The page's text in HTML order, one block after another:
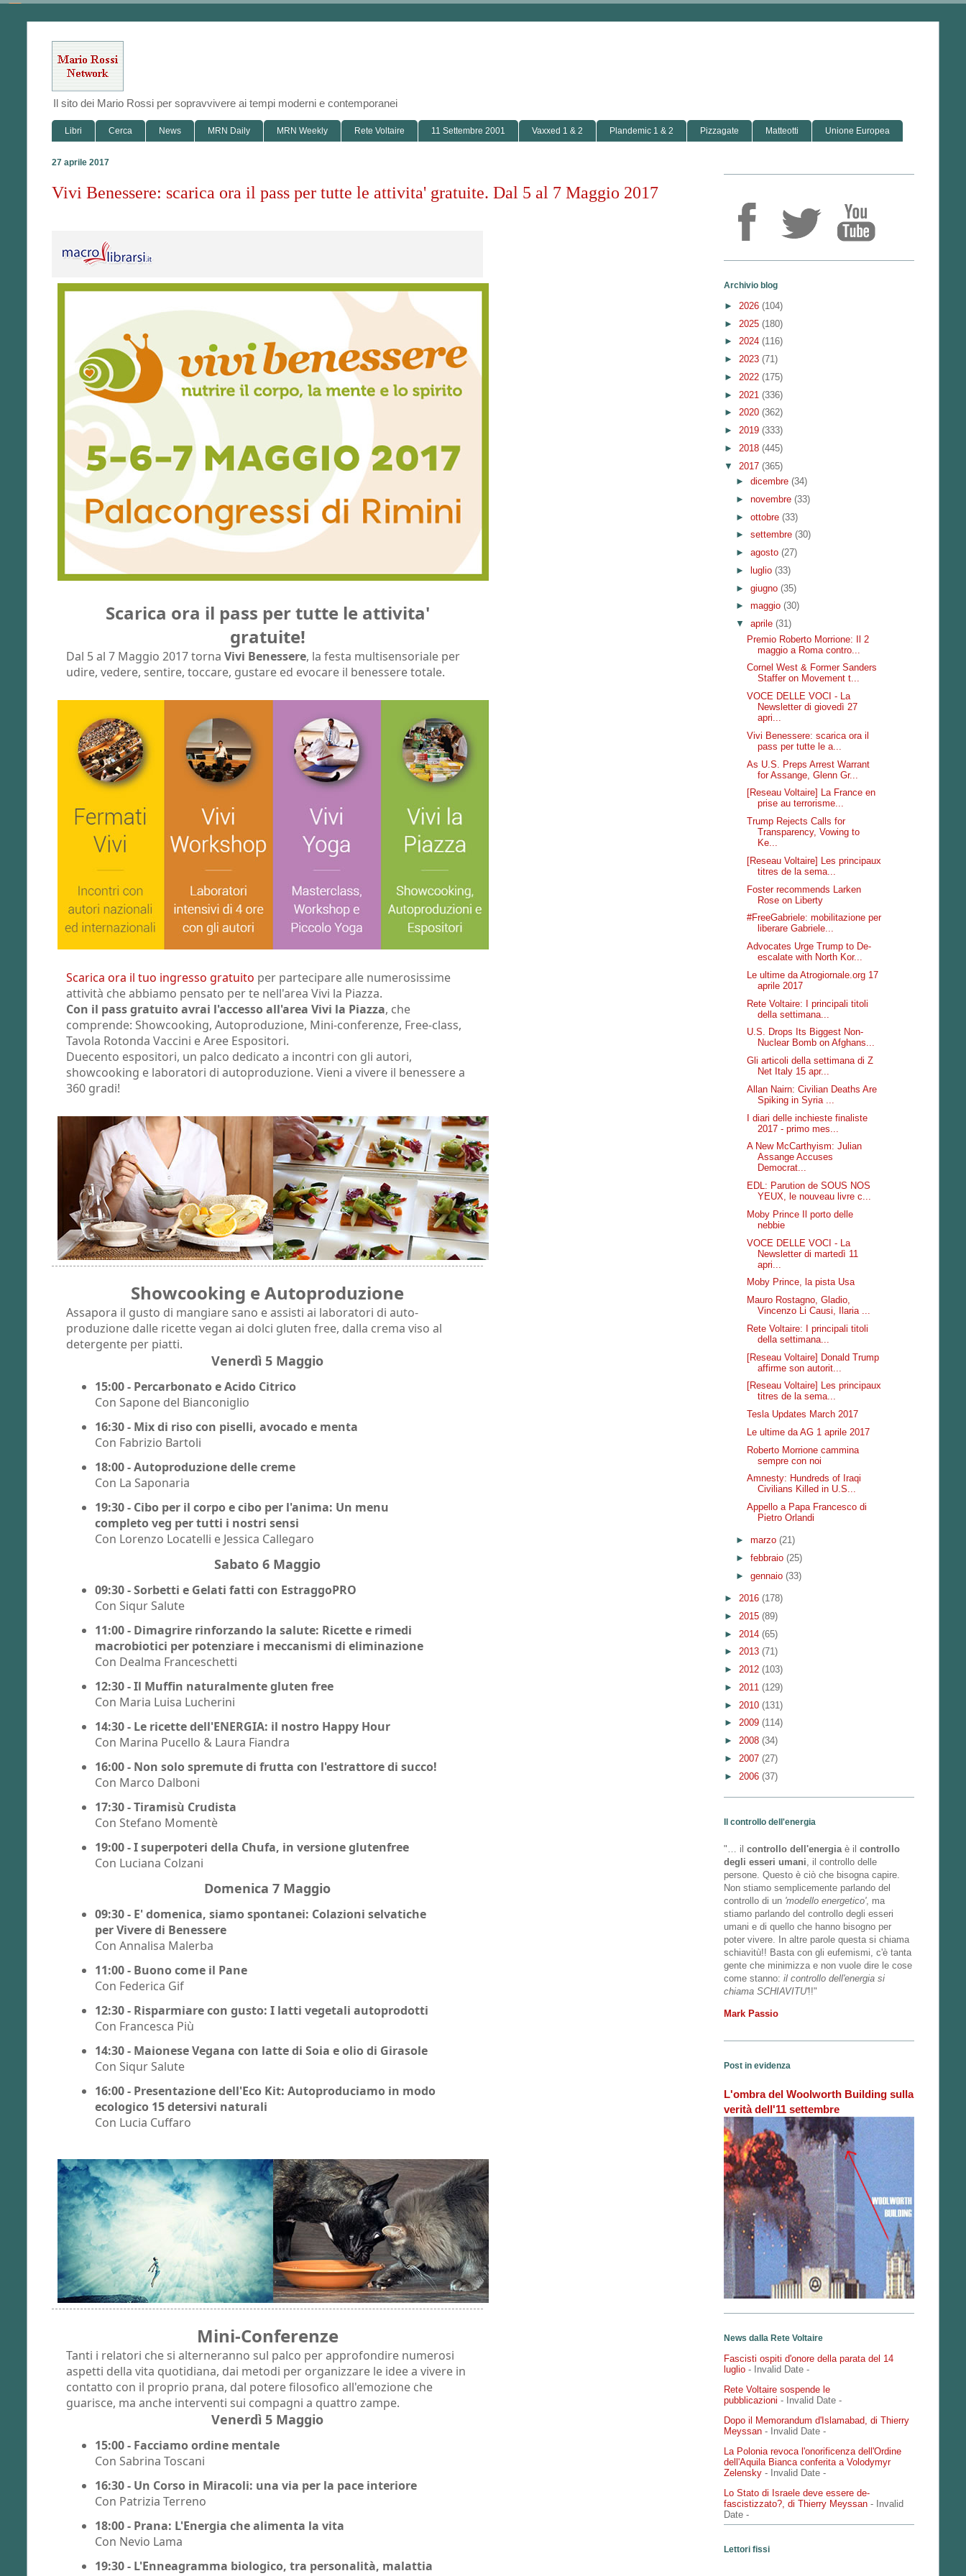
Il sito dei Mario Rossi per sopravvivere ai tempi moderni e contemporanei
Libri Cerca News MRN Daily MRN Weekly Rete Voltaire 11 Settembre 2001 Vaxxed 1 & 2 Plandemic 1 & 2 Pizzagate Matteotti Unione Europea
27 aprile 2017
Vivi Benessere: scarica ora il pass per tutte le attivita' gratuite. Dal 5 al 7 Maggio 2017
Scarica ora il pass per tutte le attivita'
gratuite!
Dal 5 al 7 Maggio 2017 torna Vivi Benessere, la festa multisensoriale per
udire, vedere, sentire, toccare, gustare ed evocare il benessere totale.
Scarica ora il tuo ingresso gratuito per partecipare alle numerosissime
attività che abbiamo pensato per te nell'area Vivi la Piazza.
Con il pass gratuito avrai l'accesso all'area Vivi la Piazza, che
comprende: Showcooking, Autoproduzione, Mini-conferenze, Free-class,
Tavola Rotonda Vaccini e Aree Espositori.
Duecento espositori, un palco dedicato a incontri con gli autori,
showcooking e laboratori di autoproduzione. Vieni a vivere il benessere a
360 gradi!
Showcooking e Autoproduzione
Assapora il gusto di mangiare sano e assisti ai laboratori di auto-
produzione dalle ricette vegan ai dolci gluten free, dalla crema viso al
detergente per piatti.
Venerdì 5 Maggio
15:00 - Percarbonato e Acido Citrico
Con Sapone del Bianconiglio
16:30 - Mix di riso con piselli, avocado e menta
Con Fabrizio Bartoli
18:00 - Autoproduzione delle creme
Con La Saponaria
19:30 - Cibo per il corpo e cibo per l'anima: Un menu
completo veg per tutti i nostri sensi
Con Lorenzo Locatelli e Jessica Callegaro
Sabato 6 Maggio
09:30 - Sorbetti e Gelati fatti con EstraggoPRO
Con Siqur Salute
11:00 - Dimagrire rinforzando la salute: Ricette e rimedi
macrobiotici per potenziare i meccanismi di eliminazione
Con Dealma Franceschetti
12:30 - Il Muffin naturalmente gluten free
Con Maria Luisa Lucherini
14:30 - Le ricette dell'ENERGIA: il nostro Happy Hour
Con Marina Pucello & Laura Fiandra
16:00 - Non solo spremute di frutta con l'estrattore di succo!
Con Marco Dalboni
17:30 - Tiramisù Crudista
Con Stefano Momentè
19:00 - I superpoteri della Chufa, in versione glutenfree
Con Luciana Colzani
Domenica 7 Maggio
09:30 - E' domenica, siamo spontanei: Colazioni selvatiche
per Vivere di Benessere
Con Annalisa Malerba
11:00 - Buono come il Pane
Con Federica Gif
12:30 - Risparmiare con gusto: I latti vegetali autoprodotti
Con Francesca Più
14:30 - Maionese Vegana con latte di Soia e olio di Girasole
Con Siqur Salute
16:00 - Presentazione dell'Eco Kit: Autoproduciamo in modo
ecologico 15 detersivi naturali
Con Lucia Cuffaro
Mini-Conferenze
Tanti i relatori che si alterneranno sul palco per approfondire numerosi
aspetti della vita quotidiana, dai metodi per organizzare le idee a vivere in
contatto con il proprio prana, dal potere filosofico all'emozione che
guarisce, ma anche interventi sui compagni a quattro zampe.
Venerdì 5 Maggio
15:00 - Facciamo ordine mentale
Con Sabrina Toscani
16:30 - Un Corso in Miracoli: una via per la pace interiore
Con Patrizia Terreno
18:00 - Prana: L'Energia che alimenta la vita
Con Nevio Lama
19:30 - L'Enneagramma biologico, tra personalità, malattia
Archivio blog
► 2026 (104)
► 2025 (180)
► 2024 (116)
► 2023 (71)
► 2022 (175)
► 2021 (336)
► 2020 (362)
► 2019 (333)
► 2018 (445)
▼ 2017 (365)
► dicembre (34)
► novembre (33)
► ottobre (33)
► settembre (30)
► agosto (27)
►
luglio (33)
► giugno (35)
► maggio (30)
▼ aprile (31)
Premio Roberto Morrione: Il 2
maggio a Roma contro...
Cornel West & Former Sanders
Staffer on Movement t...
VOCE DELLE VOCI - La
Newsletter di giovedì 27
apri...
Vivi Benessere: scarica ora il
pass per tutte le a...
As U.S. Preps Arrest Warrant
for Assange, Glenn Gr...
[Reseau Voltaire] La France en
prise au terrorisme...
Trump Rejects Calls for
Transparency, Vowing to
Ke...
[Reseau Voltaire] Les principaux
titres de la sema...
Foster recommends Larken
Rose on Liberty
#FreeGabriele: mobilitazione per
liberare Gabriele...
Advocates Urge Trump to De-
escalate with North Kor...
Le ultime da Atrogiornale.org 17
aprile 2017
Rete Voltaire: I principali titoli
della settimana...
U.S. Drops Its Biggest Non-
Nuclear Bomb on Afghans...
Gli articoli della settimana di Z
Net Italy 15 apr...
Allan Nairn: Civilian Deaths Are
Spiking in Syria ...
I diari delle inchieste finaliste
2017 - primo mes...
A New McCarthyism: Julian
Assange Accuses
Democrat...
EDL: Parution de SOUS NOS
YEUX, le nouveau livre c...
Moby Prince Il porto delle
nebbie
VOCE DELLE VOCI - La
Newsletter di martedì 11
apri...
Moby Prince, la pista Usa
Mauro Rostagno, Gladio,
Vincenzo Li Causi, Ilaria ...
Rete Voltaire: I principali titoli
della settimana...
[Reseau Voltaire] Donald Trump
affirme son autorit...
[Reseau Voltaire] Les principaux
titres de la sema...
Tesla Updates March 2017
Le ultime da AG 1 aprile 2017
Roberto Morrione cammina
sempre con noi
Amnesty: Hundreds of Iraqi
Civilians Killed in U.S...
Appello a Papa Francesco di
Pietro Orlandi
► marzo (21)
► febbraio (25)
► gennaio (33)
► 2016 (178)
► 2015 (89)
► 2014 (65)
► 2013 (71)
► 2012 (103)
► 2011 (129)
► 2010 (131)
► 2009 (114)
► 2008 (34)
► 2007 (27)
► 2006 (37)
Il controllo dell'energia
"… il controllo dell'energiaè il controllo
degli esseri umani, il controllo delle
persone. Questo è ciò che bisogna capire.
Non stiamo semplicemente parlando del
controllo di un 'modello energetico', ma
stiamo parlando del controllo degli esseri
umani e di quello che hanno bisogno per
poter vivere. In altre parole questa si chiama
schiavitù!! Basta con gli eufemismi, c'è tanta
gente che minimizza e non vuole dire le cose
come stanno: il controllo dell'energia si
chiama SCHIAVITU'!!"
Mark Passio
Post in evidenza
L'ombra del Woolworth Building sulla
verità dell'11 settembre
News dalla Rete Voltaire
Fascisti ospiti d'onore della parata del 14
luglio - Invalid Date -
Rete Voltaire sospende le
pubblicazioni - Invalid Date -
Dopo il Memorandum d'Islamabad, di Thierry
Meyssan - Invalid Date -
La Polonia revoca l'onorificenza dell'Ordine
dell'Aquila Bianca conferita a Volodymyr
Zelensky - Invalid Date -
Lo Stato di Israele deve essere de-
fascistizzato?, di Thierry Meyssan - Invalid
Date -
Lettori fissi